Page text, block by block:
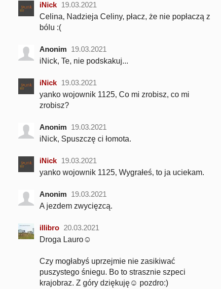
iNick 19.03.2021
Celina, Nadzieja Celiny, płacz, że nie popłaczą z
bólu :(
Anonim 19.03.2021
iNick, Te, nie podskakuj...
iNick 19.03.2021
yanko wojownik 1125, Co mi zrobisz, co mi
zrobisz?
Anonim 19.03.2021
iNick, Spuszczę ci łomota.
iNick 19.03.2021
yanko wojownik 1125, Wygrałeś, to ja uciekam.
Anonim 19.03.2021
A jezdem zwycięzcą.
illibro 20.03.2021
Droga Lauro☺
Czy mogłabyś uprzejmie nie zasikiwać
puszystego śniegu. Bo to strasznie szpeci
krajobraz. Z góry dziękuję☺ pozdro:)